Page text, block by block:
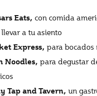
Eats, con comida
a tu asiento
Express, para bocados
Noodles, para degustar
Tap and Tavern, un